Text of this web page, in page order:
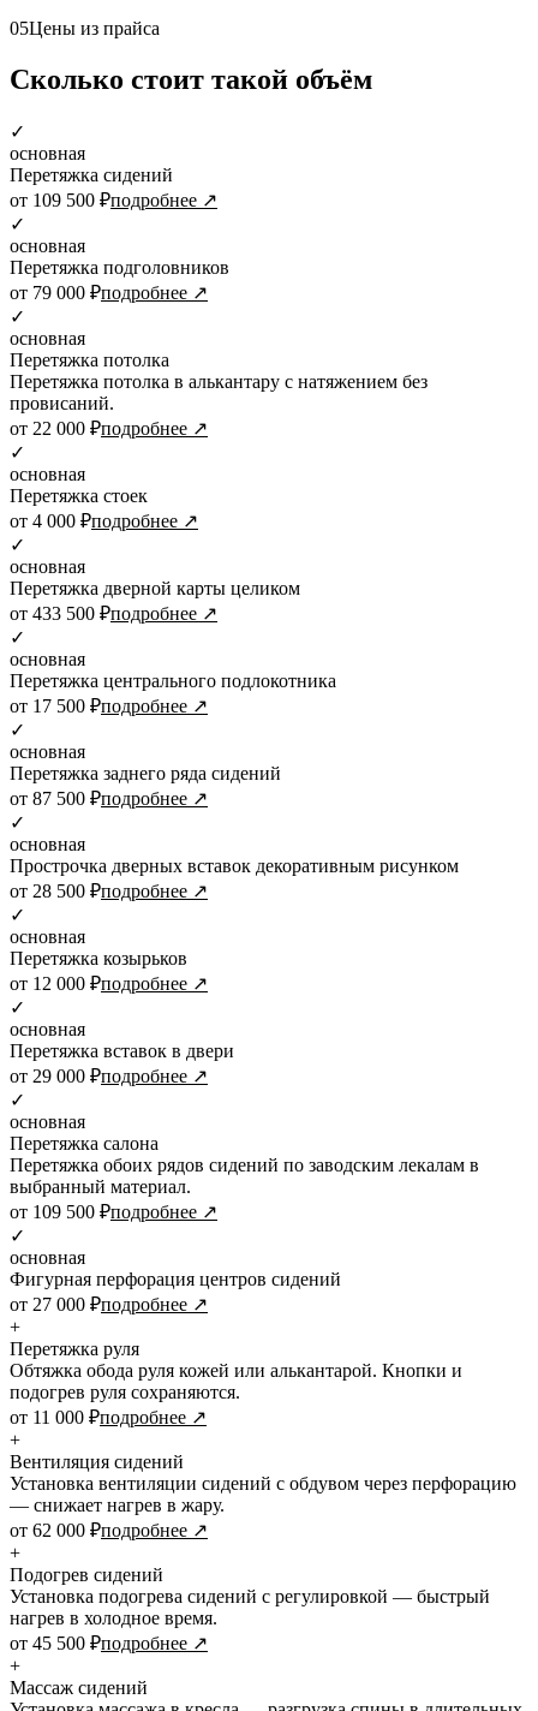
05Цены из прайса
Сколько стоит такой объём
✓
основная
Перетяжка сидений
от 109 500 ₽подробнее ↗
✓
основная
Перетяжка подголовников
от 79 000 ₽подробнее ↗
✓
основная
Перетяжка потолка
Перетяжка потолка в алькантару с натяжением без
провисаний.
от 22 000 ₽подробнее ↗
✓
основная
Перетяжка стоек
от 4 000 ₽подробнее ↗
✓
основная
Перетяжка дверной карты целиком
от 433 500 ₽подробнее ↗
✓
основная
Перетяжка центрального подлокотника
от 17 500 ₽подробнее ↗
✓
основная
Перетяжка заднего ряда сидений
от 87 500 ₽подробнее ↗
✓
основная
Прострочка дверных вставок декоративным рисунком
от 28 500 ₽подробнее ↗
✓
основная
Перетяжка козырьков
от 12 000 ₽подробнее ↗
✓
основная
Перетяжка вставок в двери
от 29 000 ₽подробнее ↗
✓
основная
Перетяжка салона
Перетяжка обоих рядов сидений по заводским лекалам в
выбранный материал.
от 109 500 ₽подробнее ↗
✓
основная
Фигурная перфорация центров сидений
от 27 000 ₽подробнее ↗
+
Перетяжка руля
Обтяжка обода руля кожей или алькантарой. Кнопки и
подогрев руля сохраняются.
от 11 000 ₽подробнее ↗
+
Вентиляция сидений
Установка вентиляции сидений с обдувом через перфорацию
— снижает нагрев в жару.
от 62 000 ₽подробнее ↗
+
Подогрев сидений
Установка подогрева сидений с регулировкой — быстрый
нагрев в холодное время.
от 45 500 ₽подробнее ↗
+
Массаж сидений